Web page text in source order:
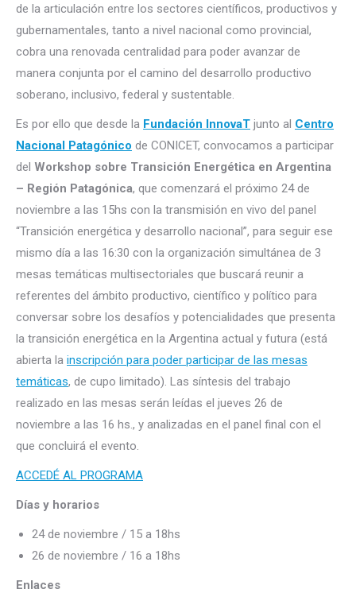
de la articulación entre los sectores científicos, productivos y
gubernamentales, tanto a nivel nacional como provincial,
cobra una renovada centralidad para poder avanzar de
manera conjunta por el camino del desarrollo productivo
soberano, inclusivo, federal y sustentable.
Es por ello que desde la Fundación InnovaT junto al Centro
Nacional Patagónico de CONICET, convocamos a participar
del Workshop sobre Transición Energética en Argentina
– Región Patagónica, que comenzará el próximo 24 de
noviembre a las 15hs con la transmisión en vivo del panel
“Transición energética y desarrollo nacional”, para seguir ese
mismo día a las 16:30 con la organización simultánea de 3
mesas temáticas multisectoriales que buscará reunir a
referentes del ámbito productivo, científico y político para
conversar sobre los desafíos y potencialidades que presenta
la transición energética en la Argentina actual y futura (está
abierta la inscripción para poder participar de las mesas
temáticas, de cupo limitado). Las síntesis del trabajo
realizado en las mesas serán leídas el jueves 26 de
noviembre a las 16 hs., y analizadas en el panel final con el
que concluirá el evento.
ACCEDÉ AL PROGRAMA
Días y horarios
24 de noviembre / 15 a 18hs
26 de noviembre / 16 a 18hs
Enlaces